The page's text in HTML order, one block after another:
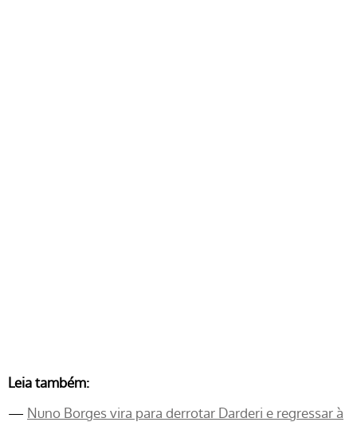
Leia também:
— Nuno Borges vira para derrotar Darderi e regressar à